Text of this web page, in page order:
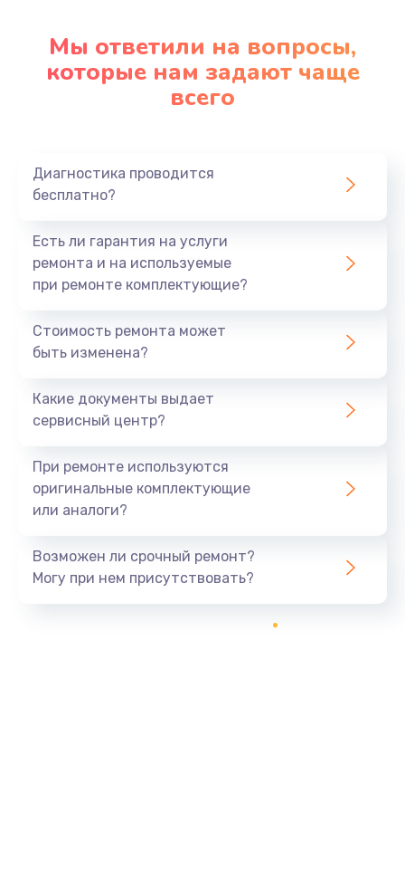
Заказать
Ремонт подсветки
Заказать
930 руб.
Заказать
Восстановление данных
Заказать
1060 руб.
Мы ответили на вопросы,
которые нам задают чаще
всего
Диагностика проводится
бесплатно?
Есть ли гарантия на услуги
ремонта и на используемые
при ремонте комплектующие?
Стоимость ремонта может
быть изменена?
Какие документы выдает
сервисный центр?
При ремонте используются
оригинальные комплектующие
или аналоги?
Возможен ли срочный ремонт?
Могу при нем присутствовать?